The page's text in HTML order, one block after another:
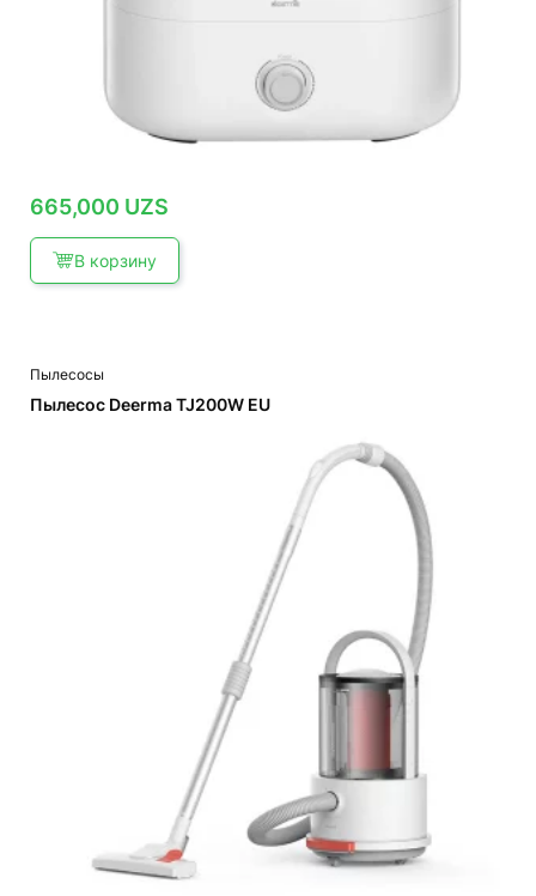
665,000 UZS
В корзину
Пылесосы
Пылесос Deerma TJ200W EU